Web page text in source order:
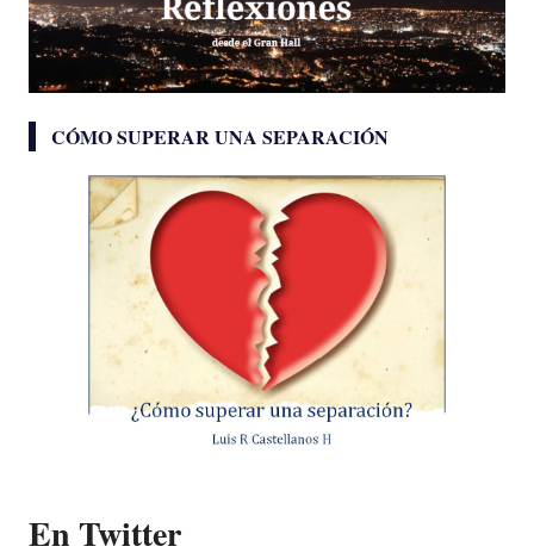
CÓMO SUPERAR UNA SEPARACIÓN
En Twitter